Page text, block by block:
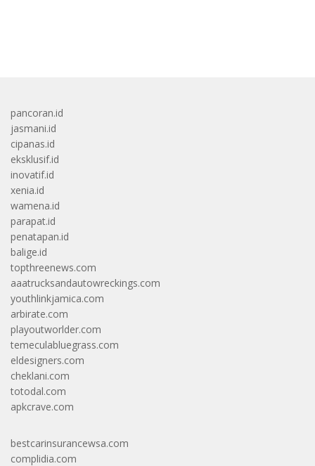
pancoran.id
jasmani.id
cipanas.id
eksklusif.id
inovatif.id
xenia.id
wamena.id
parapat.id
penatapan.id
balige.id
topthreenews.com
aaatrucksandautowreckings.com
youthlinkjamica.com
arbirate.com
playoutworlder.com
temeculabluegrass.com
eldesigners.com
cheklani.com
totodal.com
apkcrave.com
bestcarinsurancewsa.com
complidia.com